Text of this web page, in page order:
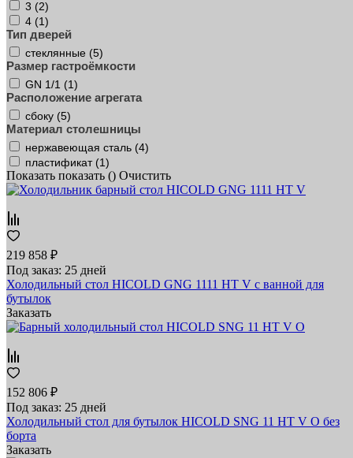
3 (2)
4 (1)
Тип дверей
стеклянные (5)
Размер гастроёмкости
GN 1/1 (1)
Расположение агрегата
сбоку (5)
Материал столешницы
нержавеющая сталь (4)
пластификат (1)
Показать показать () Очистить
219 858 ₽
Под заказ: 25 дней
Холодильный стол HICOLD GNG 1111 HT V с ванной для
бутылок
Заказать
152 806 ₽
Под заказ: 25 дней
Холодильный стол для бутылок HICOLD SNG 11 HT V O без
борта
Заказать